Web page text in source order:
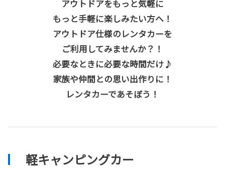
アウトドアをもっと気軽に
もっと手軽に楽しみたい方へ！
アウトドア仕様のレンタカーを
ご利用してみませんか？！
必要なときに必要な時間だけ♪
家族や仲間との思い出作りに！
レンタカーであそぼう！
軽キャンピングカー